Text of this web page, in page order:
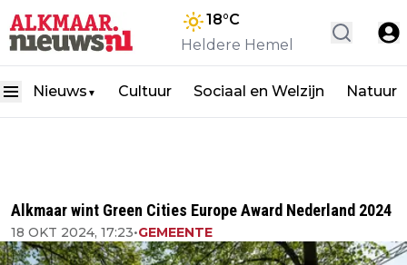
18°C
Heldere Hemel
Nieuws ▼ Cultuur Sociaal en Welzijn Natuur
Alkmaar wint Green Cities Europe Award Nederland 2024
18 OKT 2024, 17:23•GEMEENTE